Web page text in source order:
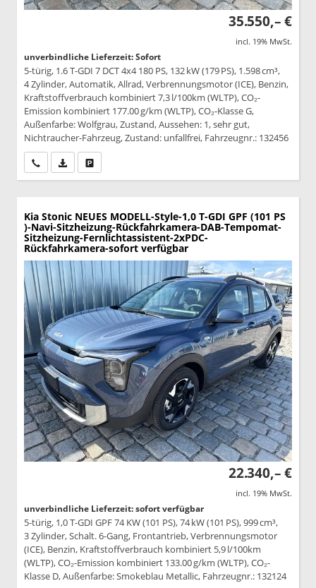
35.550,– €
incl. 19% MwSt.
unverbindliche Lieferzeit: Sofort
5-türig, 1.6 T-GDI 7 DCT 4x4 180 PS, 132 kW (179 PS), 1.598 cm³,
4 Zylinder, Automatik, Allrad, Verbrennungsmotor (ICE), Benzin,
Kraftstoffverbrauch kombiniert 7,3 l/100km (WLTP), CO₂-
Emission kombiniert 177.00 g/km (WLTP), CO₂-Klasse G,
Außenfarbe: Wolfgrau, Zustand, Aussehen: 1, sehr gut,
Nichtraucher-Fahrzeug, Zustand: unfallfrei, Fahrzeugnr.: 132456
Wir rufen Sie anPDF-Datei, Fahrzeugexposé drucken
Kia Stonic NEUES MODELL-Style-1,0 T-GDI GPF (101 PS
)-Navi-Sitzheizung-Rückfahrkamera-DAB-Tempomat-
Sitzheizung-Fernlichtassistent-2xPDC-
Rückfahrkamera-sofort verfügbar
22.340,– €
incl. 19% MwSt.
unverbindliche Lieferzeit: sofort verfügbar
5-türig, 1,0 T-GDI GPF 74 KW (101 PS), 74 kW (101 PS), 999 cm³,
3 Zylinder, Schalt. 6-Gang, Frontantrieb, Verbrennungsmotor
(ICE), Benzin, Kraftstoffverbrauch kombiniert 5,9 l/100km
(WLTP), CO₂-Emission kombiniert 133.00 g/km (WLTP), CO₂-
Klasse D, Außenfarbe: Smokeblau Metallic, Fahrzeugnr.: 132124